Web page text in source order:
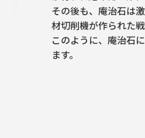
その後も、庵治石は
材切削機が作られた
このように、庵治石
ます。